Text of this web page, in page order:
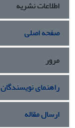
اطلاعات نشریه
صفحه اصلی
مرور
راهنمای نویسندگان
ارسال مقاله